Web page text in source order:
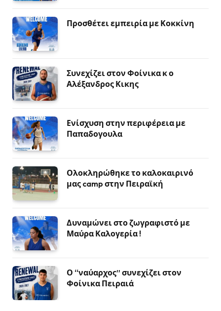
Προσθέτει εμπειρία με Κοκκίνη
Συνεχίζει στον Φοίνικα κ ο
Αλέξανδρος Κικης
Ενίσχυση στην περιφέρεια με
Παπαδογουλα
Ολοκληρώθηκε το καλοκαιρινό
μας camp στην Πειραϊκή
Δυναμώνει στο ζωγραφιστό με
Μαύρα Καλογερία !
Ο “ναύαρχος” συνεχίζει στον
Φοίνικα Πειραιά